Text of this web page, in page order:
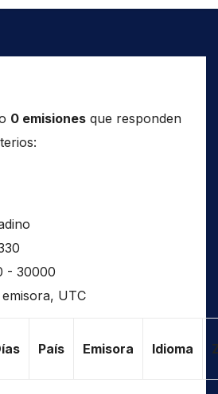
0 emisiones que responden
- 30000
UTC
País Emisora Idioma